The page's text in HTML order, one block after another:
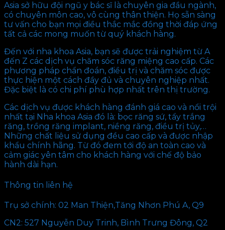
Asia sở hữu đội ngũ y bác sĩ là chuyên gia đầu ngành,
có chuyên môn cao, vô cùng thân thiện. Họ sẵn sàng
tư vấn cho bạn mọi điều thắc mắc đồng thời đáp ứng
tất cả các mong muốn từ quý khách hàng.
Đến với nha khoa Asia, bạn sẽ được trải nghiệm từ A
đến Z các dịch vụ chăm sóc răng miệng cao cấp. Các
phương pháp chẩn đoán, điều trị và chăm sóc được
thực hiện một cách đầy đủ và chuyên nghiệp nhất.
Đặc biệt là có chi phí phù hợp nhất trên thị trường.
Các dịch vụ được khách hàng đánh giá cao và nổi trội
nhất tại Nha khoa Asia đó là: bọc răng sứ, tẩy trắng
răng, trồng răng implant, niềng răng, điều trị tủy,…
Những chất liệu sử dụng đều cao cấp và được nhập
khẩu chính hãng. Từ đó đem tới độ an toàn cao và
cảm giác yên tâm cho khách hàng với chế độ bảo
hành dài hạn.
Thông tin liên hệ
Trụ sở chính: 02 Man Thiện,Tăng Nhơn Phú A, Q9
CN2: 527 Nguyễn Duy Trinh, Bình Trưng Đông, Q2